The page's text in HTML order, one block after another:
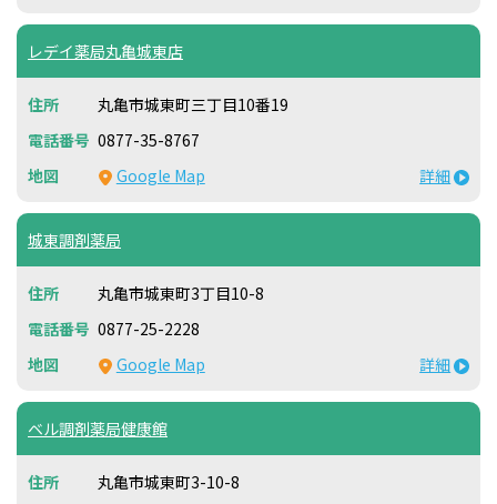
レデイ薬局丸亀城東店
丸亀市城東町三丁目10番19
0877-35-8767
Google Map
詳細
城東調剤薬局
丸亀市城東町3丁目10-8
0877-25-2228
Google Map
詳細
ベル調剤薬局健康館
丸亀市城東町3-10-8